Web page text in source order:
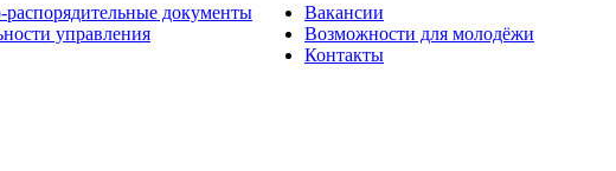
документы
управления
Вакансии
Возможности для молодёжи
Контакты